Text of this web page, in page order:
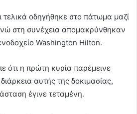
τελικά οδηγήθηκε στο πάτωμα μαζί
στη συνέχεια απομακρύνθηκαν
Washington Hilton.
ότι η πρώτη κυρία παρέμεινε
αυτής της δοκιμασίας,
έγινε τεταμένη.